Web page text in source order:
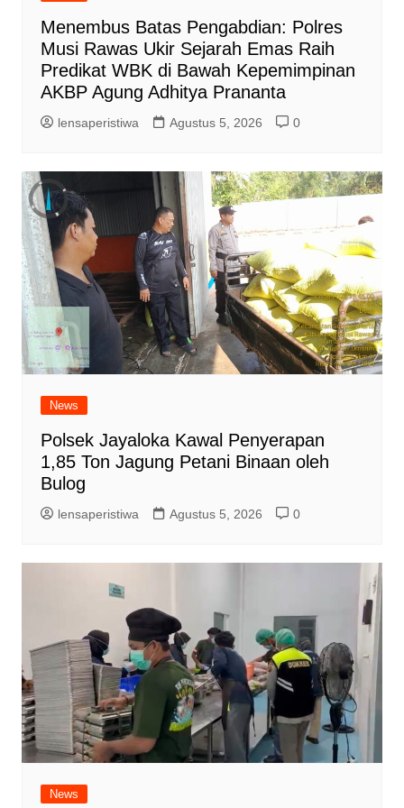
Menembus Batas Pengabdian: Polres
Musi Rawas Ukir Sejarah Emas Raih
Predikat WBK di Bawah Kepemimpinan
AKBP Agung Adhitya Prananta
lensaperistiwa Agustus 5, 2026 0
News
Polsek Jayaloka Kawal Penyerapan
1,85 Ton Jagung Petani Binaan oleh
Bulog
lensaperistiwa Agustus 5, 2026 0
News